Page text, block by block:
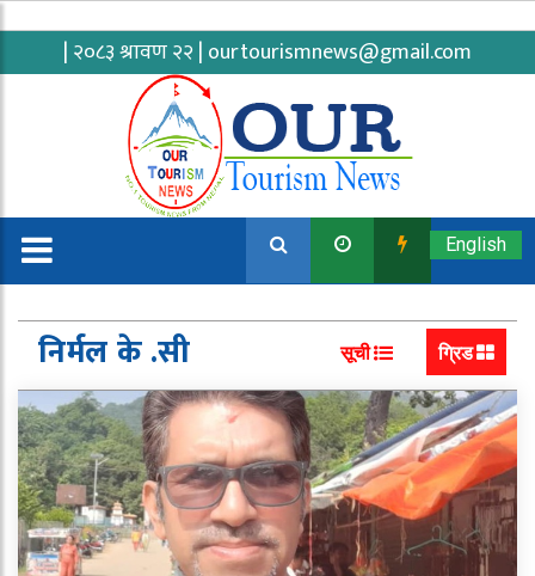
| २०८३ श्रावण २२ | ourtourismnews@gmail.com
English
निर्मल के .सी सूची ग्रिड